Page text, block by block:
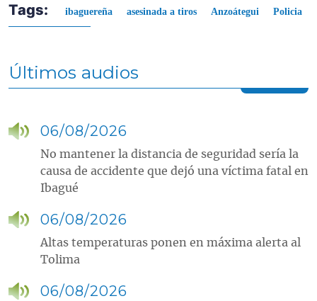
Tags: ibaguereña asesinada a tiros Anzoátegui Policia
Últimos audios
06/08/2026
No mantener la distancia de seguridad sería la
causa de accidente que dejó una víctima fatal en
Ibagué
06/08/2026
Altas temperaturas ponen en máxima alerta al
Tolima
06/08/2026